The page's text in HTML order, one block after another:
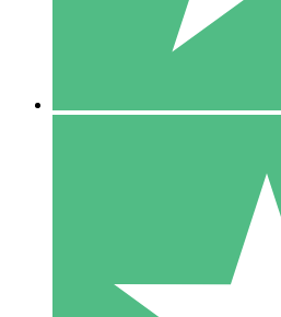
10 Downloads
20 00